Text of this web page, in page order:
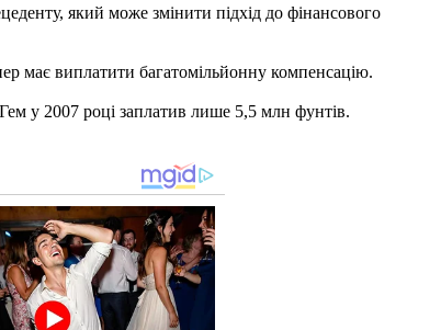
який може змінити підхід до фінансового
має виплатити багатомільйонну компенсацію.
у 2007 році заплатив лише 5,5 млн фунтів.